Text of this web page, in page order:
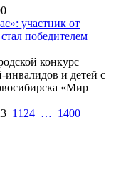
участник от
победителем
конкурс
инвалидов и детей с
«Мир
1124 … 1400